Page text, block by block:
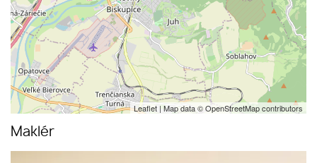
Leaflet | Map data ©OpenStreetMapcontributors
Maklér